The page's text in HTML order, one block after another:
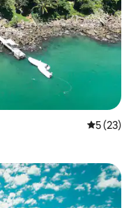
5 (23)